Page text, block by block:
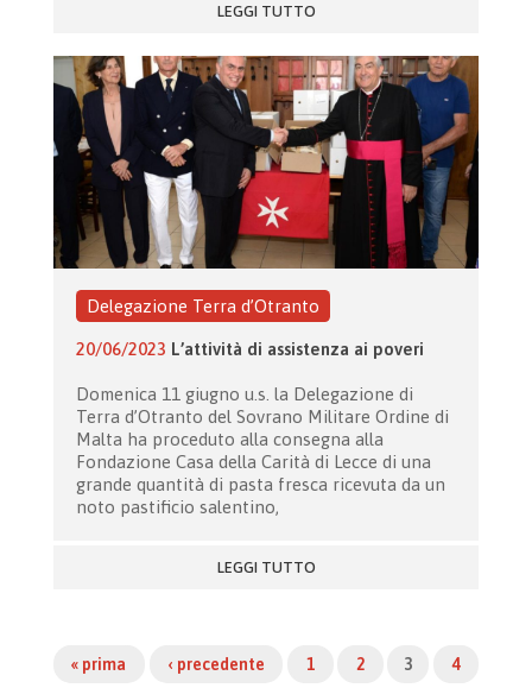
LEGGI TUTTO
Delegazione Terra d’Otranto
20/06/2023 L’attività di assistenza ai poveri
Domenica 11 giugno u.s. la Delegazione di
Terra d’Otranto del Sovrano Militare Ordine di
Malta ha proceduto alla consegna alla
Fondazione Casa della Carità di Lecce di una
grande quantità di pasta fresca ricevuta da un
noto pastificio salentino,
LEGGI TUTTO
« prima ‹ precedente 1 2 3 4